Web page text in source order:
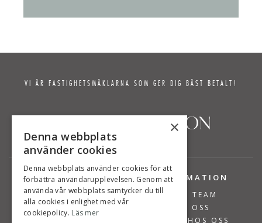
VI ÄR FASTIGHETSMÄKLARNA SOM GER DIG BÄST BETALT!
TJÄNSTER
BOSTÄDER TILL SALU
SÄLJA BOSTAD
VÄRDERA BOSTAD
INFORMATION
VÅRT TEAM
OM OSS
JOBBA HOS OSS
×
Denna webbplats
använder cookies
Denna webbplats använder cookies för att
förbättra användarupplevelsen. Genom att
använda vår webbplats samtycker du till
alla cookies i enlighet med vår
cookiepolicy. Läs mer